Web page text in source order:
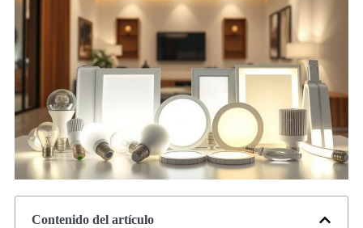
Contenido del artículo